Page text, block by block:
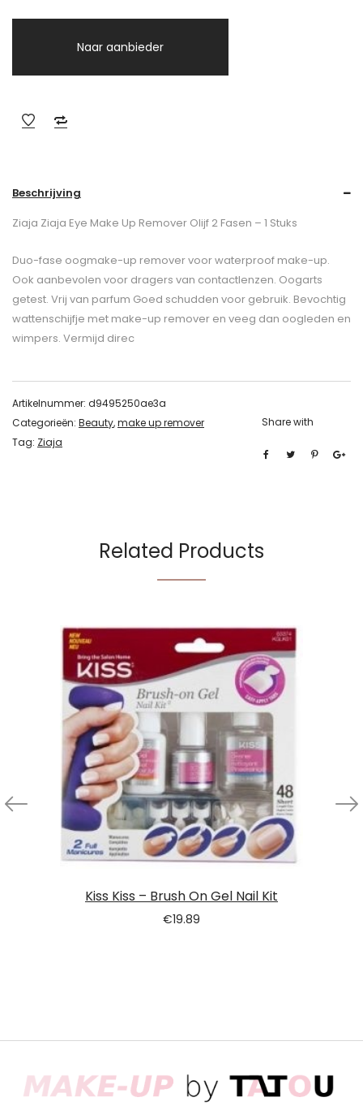
Naar aanbieder
Beschrijving
Ziaja Ziaja Eye Make Up Remover Olijf 2 Fasen – 1 Stuks
Duo-fase oogmake-up remover voor waterproof make-up.
Ook aanbevolen voor dragers van contactlenzen. Oogarts
getest. Vrij van parfum Goed schudden voor gebruik. Bevochtig
wattenschijfje met make-up remover en veeg dan oogleden en
wimpers. Vermijd direc
Artikelnummer: d9495250ae3a
Categorieën: Beauty,make up remover
Tag: Ziaja
Share with
Related Products
Kiss Kiss – Brush On Gel Nail Kit
€19.89